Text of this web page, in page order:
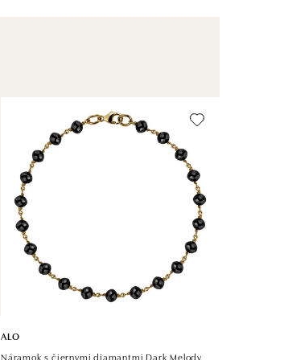
ALO
Náramok s čiernymi diamantmi Dark Melody